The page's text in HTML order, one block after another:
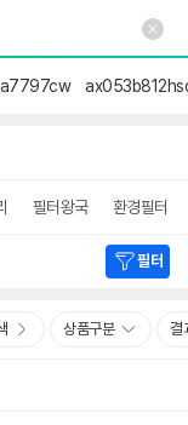
필터왕국 환경필터
필터
상품구분 결